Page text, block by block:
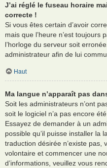
J’ai réglé le fuseau horaire
correcte !
Si vous êtes certain d’avoir
mais que l’heure n’est toujours
l’horloge du serveur soit
administrateur afin de lui
Haut
Ma langue n’apparaît pas
Soit les administrateurs n’ont
soit le logiciel n’a pas encore
Essayez de demander à un
possible qu’il puisse installer la
traduction désirée n’existe pas,
volontaire et commencer une
d’informations, veuillez vous